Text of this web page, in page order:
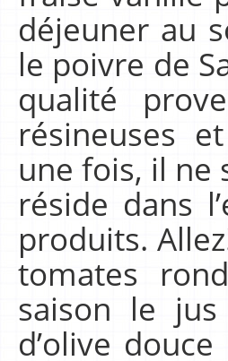
déjeuner au
le poivre de
qualité
résineuses
une fois, il ne
réside dans
produits.
tomates
saison le
d’olive